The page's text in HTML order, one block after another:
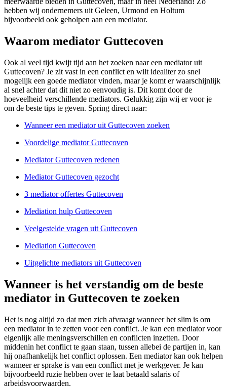
hebben wij ondernemers uit Geleen, Urmond en Holtum
bijvoorbeeld ook geholpen aan een mediator.
Waarom mediator Guttecoven
Ook al veel tijd kwijt tijd aan het zoeken naar een mediator uit
Guttecoven? Je zit vast in een conflict en wilt idealiter zo snel
mogelijk een goede mediator vinden, maar je komt er waarschijnlijk
al snel achter dat dit niet zo eenvoudig is. Dit komt door de
hoeveelheid verschillende mediators. Gelukkig zijn wij er voor je
om de beste tips te geven. Spring direct naar:
Wanneer een mediator uit Guttecoven zoeken
Voordelige mediator Guttecoven
Mediator Guttecoven redenen
Mediator Guttecoven gezocht
3 mediator offertes Guttecoven
Mediation hulp Guttecoven
Veelgestelde vragen uit Guttecoven
Mediation Guttecoven
Uitgelichte mediators uit Guttecoven
Wanneer is het verstandig om de beste
mediator in Guttecoven te zoeken
Het is nog altijd zo dat men zich afvraagt wanneer het slim is om
een mediator in te zetten voor een conflict. Je kan een mediator voor
eigenlijk alle meningsverschillen en conflicten inzetten. Door
middenin het conflict te gaan staan, tussen allebei de partijen in, kan
hij onafhankelijk het conflict oplossen. Een mediator kan ook helpen
wanneer er sprake is van een conflict met je werkgever. Je kan
bijvoorbeeld ruzie hebben over te laat betaald salaris of
arbeidsvoorwaarden.